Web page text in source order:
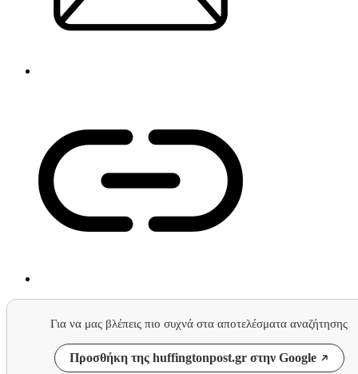
Για να μας βλέπεις πιο συχνά στα αποτελέσματα αναζήτησης
Προσθήκη της huffingtonpost.gr στην Google